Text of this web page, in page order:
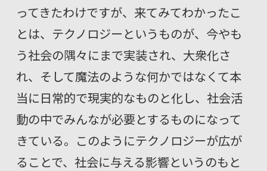
ってきたわけですが、来てみてわかったこ
とは、テクノロジーというものが、今やも
う社会の隅々にまで実装され、大衆化さ
れ、そして魔法のような何かではなくて本
当に日常的で現実的なものと化し、社会活
動の中でみんなが必要とするものになって
きている。このようにテクノロジーが広が
ることで、社会に与える影響というのもと